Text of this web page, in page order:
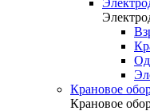
Крановое
Крановое